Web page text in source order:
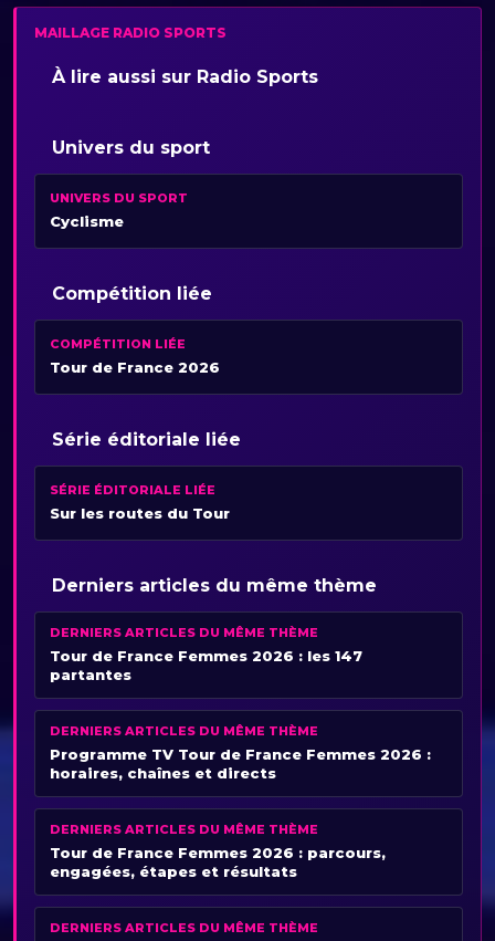
MAILLAGE RADIO SPORTS
À lire aussi sur Radio Sports
Univers du sport
UNIVERS DU SPORT
Cyclisme
Compétition liée
COMPÉTITION LIÉE
Tour de France 2026
Série éditoriale liée
SÉRIE ÉDITORIALE LIÉE
Sur les routes du Tour
Derniers articles du même thème
DERNIERS ARTICLES DU MÊME THÈME
Tour de France Femmes 2026 : les 147
partantes
DERNIERS ARTICLES DU MÊME THÈME
Programme TV Tour de France Femmes 2026 :
horaires, chaînes et directs
DERNIERS ARTICLES DU MÊME THÈME
Tour de France Femmes 2026 : parcours,
engagées, étapes et résultats
DERNIERS ARTICLES DU MÊME THÈME